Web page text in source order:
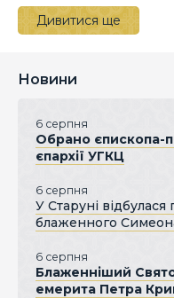
Дивитися ще
Новини
6 серпня
Обрано єпископа-
єпархії УГКЦ
6 серпня
У Старуні
блаженного
6 серпня
Блаженніший
емерита Петра